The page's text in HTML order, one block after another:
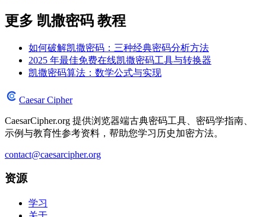
更多 凯撒密码 教程
如何破解凯撒密码：三种经典密码分析方法
2025 年最佳免费在线凯撒密码工具与转换器
凯撒密码算法：数学公式与实现
Caesar Cipher
CaesarCipher.org 提供浏览器端古典密码工具、密码学指南、
示例与教育性参考资料，帮助您学习历史加密方法。
contact@caesarcipher.org
资源
学习